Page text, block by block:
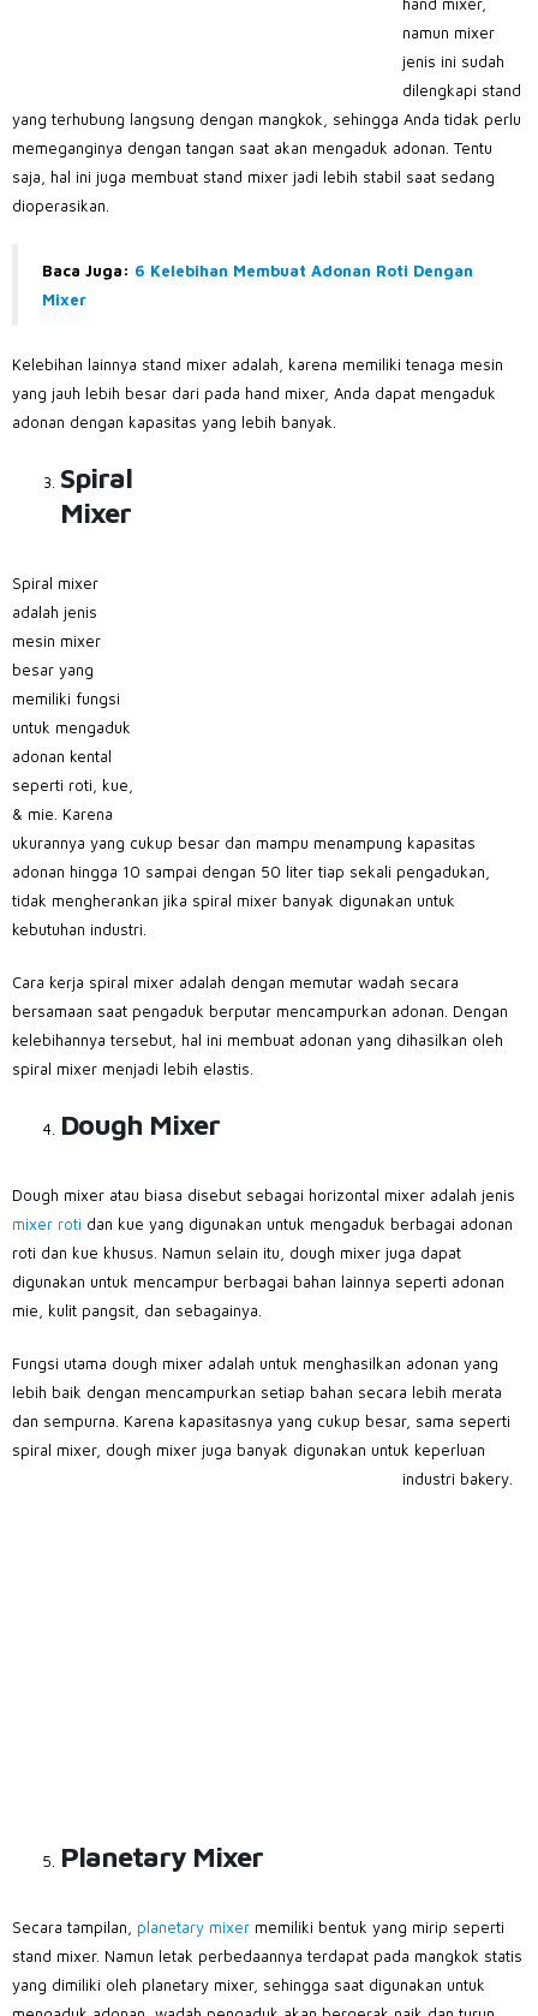
namun mixer
jenis ini sudah
dilengkapi stand
yang terhubung langsung dengan mangkok, sehingga Anda tidak perlu
memeganginya dengan tangan saat akan mengaduk adonan. Tentu
saja, hal ini juga membuat stand mixer jadi lebih stabil saat sedang
dioperasikan.
Baca Juga: 6 Kelebihan Membuat Adonan Roti Dengan
Mixer
Kelebihan lainnya stand mixer adalah, karena memiliki tenaga mesin
yang jauh lebih besar dari pada hand mixer, Anda dapat mengaduk
adonan dengan kapasitas yang lebih banyak.
Spiral
Mixer
Spiral mixer
adalah jenis
mesin mixer
besar yang
memiliki fungsi
untuk mengaduk
adonan kental
seperti roti, kue,
& mie. Karena
ukurannya yang cukup besar dan mampu menampung kapasitas
adonan hingga 10 sampai dengan 50 liter tiap sekali pengadukan,
tidak mengherankan jika spiral mixer banyak digunakan untuk
kebutuhan industri.
Cara kerja spiral mixer adalah dengan memutar wadah secara
bersamaan saat pengaduk berputar mencampurkan adonan. Dengan
kelebihannya tersebut, hal ini membuat adonan yang dihasilkan oleh
spiral mixer menjadi lebih elastis.
Dough Mixer
Dough mixer atau biasa disebut sebagai horizontal mixer adalah jenis
mixer roti dan kue yang digunakan untuk mengaduk berbagai adonan
roti dan kue khusus. Namun selain itu, dough mixer juga dapat
digunakan untuk mencampur berbagai bahan lainnya seperti adonan
mie, kulit pangsit, dan sebagainya.
Fungsi utama dough mixer adalah untuk menghasilkan adonan yang
lebih baik dengan mencampurkan setiap bahan secara lebih merata
dan sempurna. Karena kapasitasnya yang cukup besar, sama seperti
spiral mixer, dough mixer juga banyak digunakan untuk keperluan
industri bakery.
Planetary Mixer
Secara tampilan, planetary mixer memiliki bentuk yang mirip seperti
stand mixer. Namun letak perbedaannya terdapat pada mangkok statis
yang dimiliki oleh planetary mixer, sehingga saat digunakan untuk